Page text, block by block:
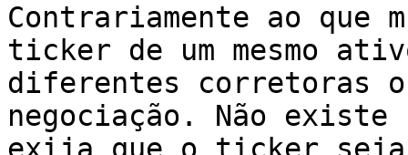
Contrariamente ao que
ticker de um mesmo
diferentes corretoras
negociação. Não